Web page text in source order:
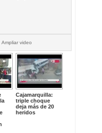
Ampliar video
Cajamarquilla:
triple choque
deja más de 20
heridos